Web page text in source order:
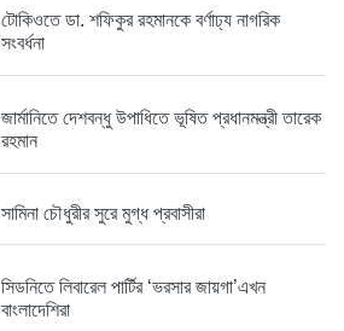
১ সপ্তাহ আগে
টোকিওতে ডা. শফিকুর রহমানকে বর্ণাঢ্য নাগরিক
সংবর্ধনা
জার্মানিতে দেশবন্ধু উপাধিতে ভূষিত প্রধানমন্ত্রী তারেক
রহমান
সামিনা চৌধুরীর সুরে মুগ্ধ প্রবাসীরা
সিডনিতে লিবারেল পার্টির ‘ভরসার জায়গা’এখন
বাংলাদেশিরা